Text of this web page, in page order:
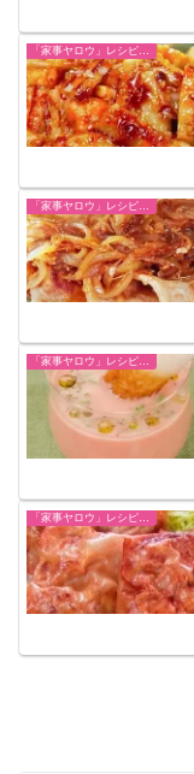
「家事ヤロウ」レシピ一覧
「家事ヤロウ」レシピ一覧